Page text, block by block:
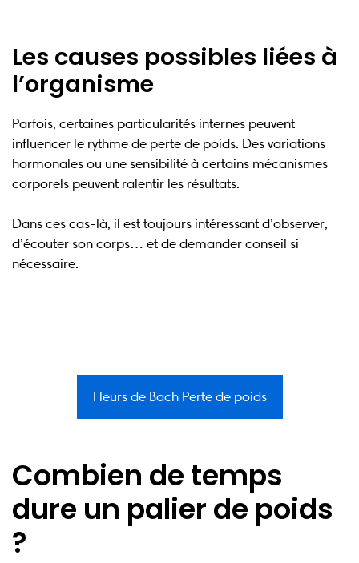
Les causes possibles liées à
l’organisme
Parfois, certaines particularités internes peuvent
influencer le rythme de perte de poids. Des variations
hormonales ou une sensibilité à certains mécanismes
corporels peuvent ralentir les résultats.
Dans ces cas-là, il est toujours intéressant d’observer,
d’écouter son corps… et de demander conseil si
nécessaire.
Fleurs de Bach Perte de poids
Combien de temps
dure un palier de poids
?